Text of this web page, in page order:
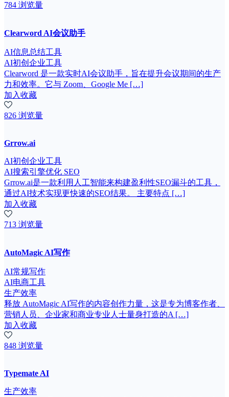
784 浏览量
Clearword AI会议助手
AI信息总结工具
AI初创企业工具
Clearword 是一款实时AI会议助手，旨在提升会议期间的生产
力和效率。它与 Zoom、Google Me […]
加入收藏
826 浏览量
Grrow.ai
AI初创企业工具
AI搜索引擎优化 SEO
Grrow.ai是一款利用人工智能来构建盈利性SEO漏斗的工具，
通过AI技术实现更快速的SEO结果。 主要特点 […]
加入收藏
713 浏览量
AutoMagic AI写作
AI常规写作
AI电商工具
生产效率
释放 AutoMagic AI写作的内容创作力量，这是专为博客作者、
营销人员、企业家和商业专业人士量身打造的A […]
加入收藏
848 浏览量
Typemate AI
生产效率